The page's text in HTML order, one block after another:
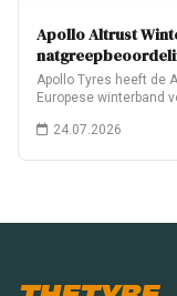
Apollo Altrust
Apollo Tyres heeft de
Europese winterband
24.07.2026